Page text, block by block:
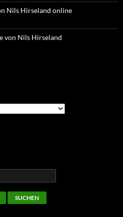
Nils Hirseland online
von Nils Hirseland